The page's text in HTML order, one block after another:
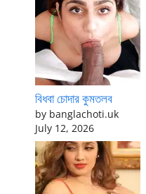
বিধবা চোদার কুমতলব
by banglachoti.uk
July 12, 2026